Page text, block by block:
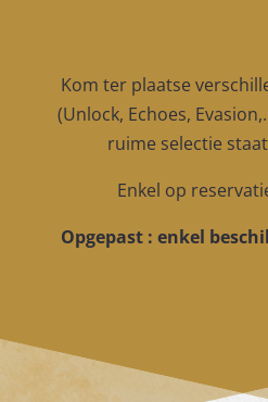
Kom ter plaatse
(Unlock, Echoes,
ruime selectie
Enkel op
Opgepast : enkel